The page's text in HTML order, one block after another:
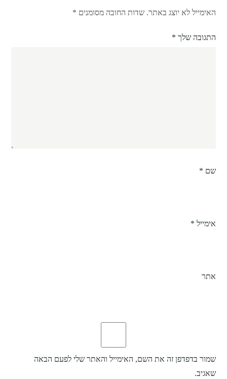
האימייל לא יוצג באתר. שדות החובה מסומנים *
התגובה שלך *
שם *
אימייל *
אתר
שמור בדפדפן זה את השם, האימייל והאתר שלי לפעם הבאה
שאגיב.